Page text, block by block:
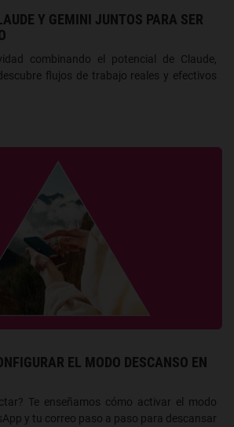
Y GEMINI JUNTOS PARA SER
combinando el potencial de Claude,
flujos de trabajo reales y efectivos
EL MODO DESCANSO EN
Te enseñamos cómo activar el modo
y tu correo paso a paso para descansar